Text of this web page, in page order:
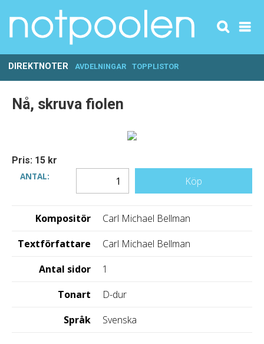
DIREKTNOTER AVDELNINGAR TOPPLISTOR
Nå, skruva fiolen
Pris: 15 kr
ANTAL:
Köp
Kompositör
Carl Michael Bellman
Textförfattare
Carl Michael Bellman
Antal sidor
1
Tonart
D-dur
Språk
Svenska